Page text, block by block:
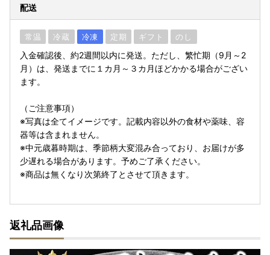
配送
常温 冷蔵 冷凍 定期 ギフト のし
入金確認後、約2週間以内に発送。ただし、繁忙期（9月～2
月）は、発送までに１カ月～３カ月ほどかかる場合がござい
ます。
（ご注意事項）
※写真は全てイメージです。記載内容以外の食材や薬味、容
器等は含まれません。
※中元歳暮時期は、季節柄大変混み合っており、お届けが多
少遅れる場合があります。予めご了承ください。
※商品は無くなり次第終了とさせて頂きます。
返礼品画像